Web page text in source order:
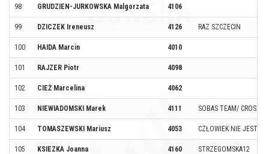
98 GRUDZIEN-JURKOWSKA Malgorzata 4106
99 DZICZEK Ireneusz 4126 RAZ SZCZECIN
100 HAIDA Marcin 4010
101 RAJZER Piotr 4098
102 CIEŻ Marcelina 4062
103 NIEWIADOMSKI Marek 4111 SOBAS TEAM/ CROSS
104 TOMASZEWSKI Mariusz 4053 CZŁOWIEK NIE JEST
105 KSIEZKA Joanna 4160 STRZEGOMSKA12